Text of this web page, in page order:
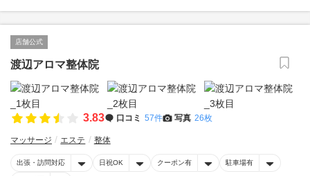
店舗公式
渡辺アロマ整体院
3.83 口コミ 57件 写真 26枚
マッサージ エステ 整体
出張・訪問対応 日祝OK クーポン有 駐車場有